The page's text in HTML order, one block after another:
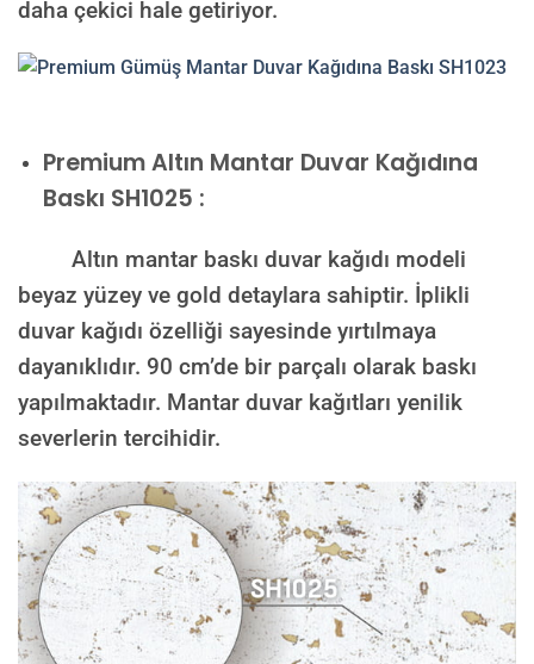
daha çekici hale getiriyor.
PremiumAltın Mantar Duvar Kağıdına
Baskı SH1025 :
Altın mantar baskı duvar kağıdı modeli
beyaz yüzey ve gold detaylara sahiptir. İplikli
duvar kağıdı özelliği sayesinde yırtılmaya
dayanıklıdır. 90 cm’de bir parçalı olarak baskı
yapılmaktadır. Mantar duvar kağıtları yenilik
severlerin tercihidir.